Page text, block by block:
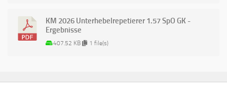
KM 2026 Unterhebelrepetierer 1.57 SpO GK -
Ergebnisse
407.52 KB 1 file(s)